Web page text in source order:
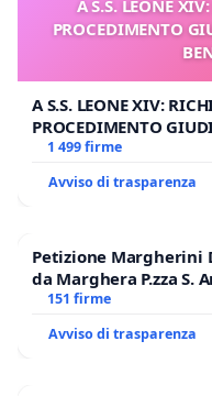
A S.S. LEONE
PROCEDIMENTO
A S.S. LEONE XIV:
PROCEDIMENTO
BENEDETTO XVI
1 499 firme
Avviso di trasparenza
Petizione Margherini
da Marghera P.zza S.
Polo tariffa a € 1,50
151 firme
Avviso di trasparenza